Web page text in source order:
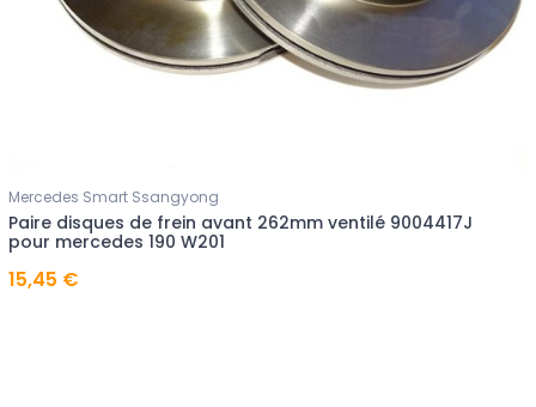
Mercedes Smart Ssangyong
Paire disques de frein avant 262mm ventilé 9004417J
pour mercedes 190 W201
15,45 €